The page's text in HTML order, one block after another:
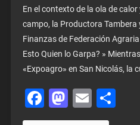
En el contexto de la ola de
campo, la Productora Tambera
Finanzas de Federación
Esto Quien lo Garpa? »
«Expoagro» en San Nicolás, la
Facebook
Email